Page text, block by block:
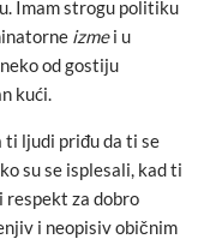
Imam strogu politiku
izmei u
od gostiju
kući.
ti ljudi priđu da ti se
su se isplesali, kad ti
respekt za dobro
i neopisiv običnim